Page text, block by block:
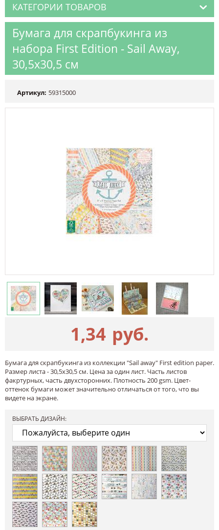
КАТЕГОРИИ ТОВАРОВ
Бумага для скрапбукинга из
набора First Edition - Sail Away,
30,5х30,5 см
Артикул: 59315000
1,34 руб.
Бумага для скрапбукинга из коллекции "Sail away" First edition paper.
Размер листа - 30,5х30,5 см. Цена за один лист. Часть листов
факртурных, часть двухсторонних. Плотность 200 gsm. Цвет-
оттенок бумаги может значительно отличаться от того, что вы
видете на экране.
ВЫБРАТЬ ДИЗАЙН: